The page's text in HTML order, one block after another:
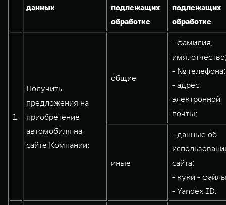
Эстетика нового времени
от 5 699 000 ₽
WEY 80
от 8 099 000 ₽
данных
подлежащих
обработке
подлежащих
обработке
1.
Получить
предложения на
приобретение
автомобиля на
сайте Компании:
общие
- фамилия,
имя,
- № телефона;
- адрес
электронной
почты;
иные
- данные об
сайта;
- куки -
- Yandex ID.